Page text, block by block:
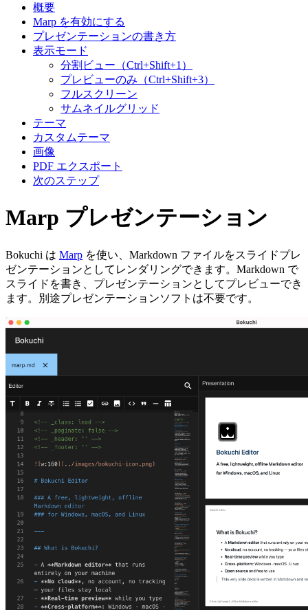
概要
Marp を有効にする
プレゼンテーションの書き方
表示モード
分割ビュー（Ctrl+Shift+1）
プレビューのみ（Ctrl+Shift+3）
フルスクリーン
サムネイルグリッド
テーマ
カスタムテーマ
画像
PDF エクスポート
次のステップ
Marp プレゼンテーション
Bokuchi は Marp を使い、Markdown ファイルをスライドプレ
ゼンテーションとしてレンダリングできます。Markdown で
スライドを書き、プレゼンテーションとしてプレビューでき
ます。別途プレゼンテーションソフトは不要です。